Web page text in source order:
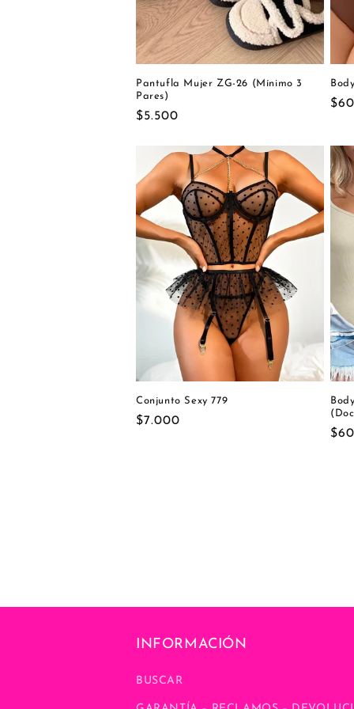
Pantufla Mujer ZG-26 (Mínimo 3
Pares)
Precio
$5.500
Conjunto Sexy 779
Precio
$7.000
INFORMACIÓN
BUSCAR